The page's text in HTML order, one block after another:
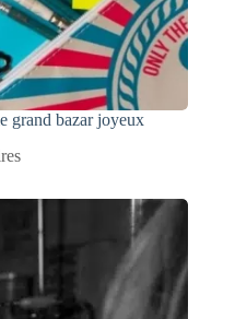
grand bazar joyeux